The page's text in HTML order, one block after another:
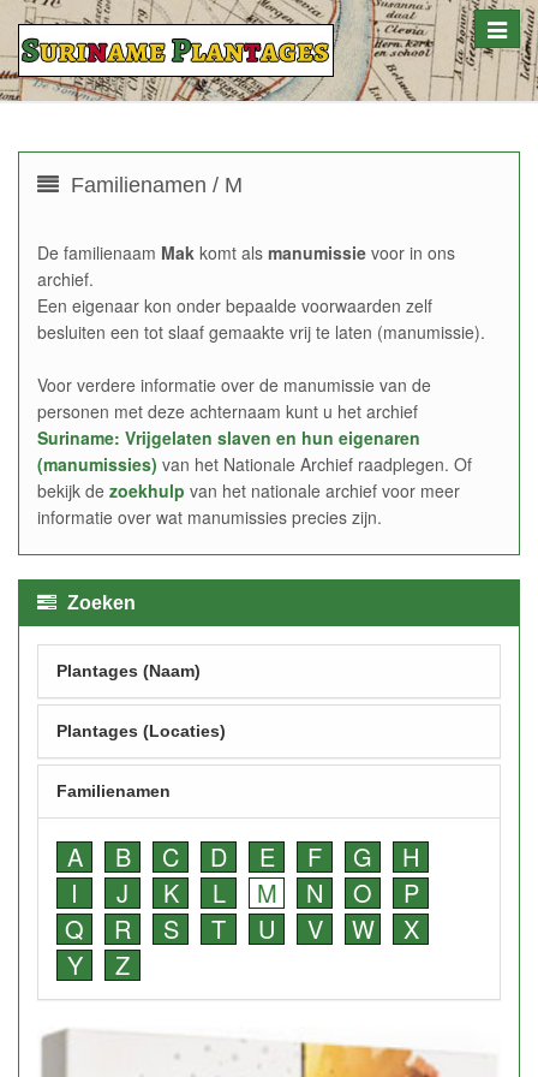
Toggle
Familienamen / M
De familienaam Mak komt als manumissie voor in ons
archief.
Een eigenaar kon onder bepaalde voorwaarden zelf
besluiten een tot slaaf gemaakte vrij te laten (manumissie).
Voor verdere informatie over de manumissie van de
personen met deze achternaam kunt u het archief
Suriname: Vrijgelaten slaven en hun eigenaren
(manumissies) van het Nationale Archief raadplegen. Of
bekijk de zoekhulp van het nationale archief voor meer
informatie over wat manumissies precies zijn.
Zoeken
Plantages (Naam)
Plantages (Locaties)
Familienamen
A B C D E F G
H
I
J K L M N O
P
Q
R S T U V W
X
Y
Z